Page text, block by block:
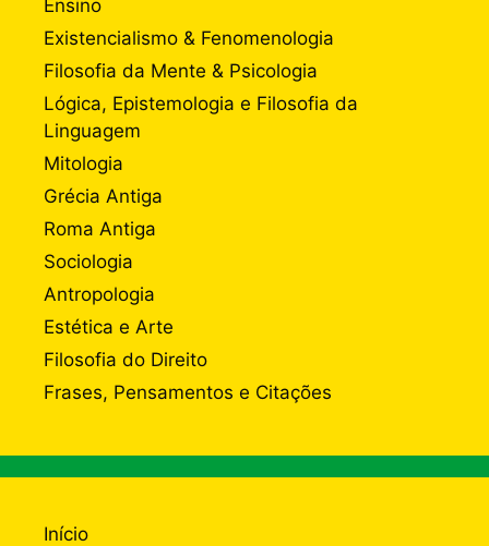
Ensino
Existencialismo & Fenomenologia
Filosofia da Mente & Psicologia
Lógica, Epistemologia e Filosofia da
Linguagem
Mitologia
Grécia Antiga
Roma Antiga
Sociologia
Antropologia
Estética e Arte
Filosofia do Direito
Frases, Pensamentos e Citações
Início